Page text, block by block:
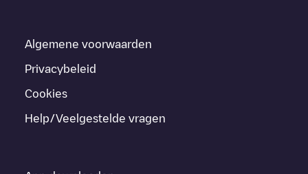
Algemene voorwaarden
Privacybeleid
Cookies
Help/Veelgestelde vragen